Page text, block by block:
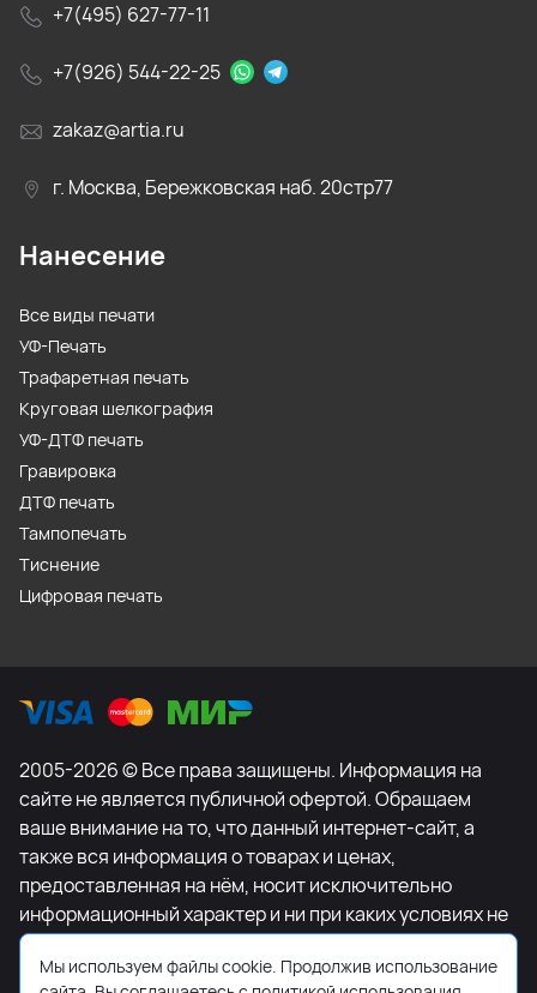
+7(495) 627-77-11
+7(926) 544-22-25
zakaz@artia.ru
г. Москва, Бережковская наб. 20стр77
Нанесение
Все виды печати
УФ-Печать
Трафаретная печать
Круговая шелкография
УФ-ДТФ печать
Гравировка
ДТФ печать
Тампопечать
Тиснение
Цифровая печать
2005-2026 © Все права защищены. Информация на
сайте не является публичной офертой. Обращаем
ваше внимание на то, что данный интернет-сайт, а
также вся информация о товарах и ценах,
предоставленная на нём, носит исключительно
информационный характер и ни при каких условиях не
является публичной офертой, определяемой
положениями Статьи 437 Гражданского кодекса
Мы используем файлы cookie. Продолжив использование